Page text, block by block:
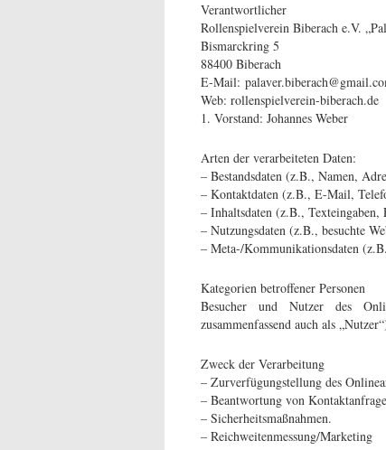
Verantwortlicher
Rollenspielverein Biberach e.V.
Bismarckring 5
88400 Biberach
E-Mail:
Web: rollenspielverein-biberach.de
1. Vorstand: Johannes Weber
Arten der verarbeiteten Daten:
– Bestandsdaten (z.B., Namen,
– Kontaktdaten (z.B., E-Mail,
– Inhaltsdaten (z.B.,
– Nutzungsdaten (z.B., besuchte
– Meta-/Kommunikationsdaten
Kategorien betroffener Personen
Besucher und Nutzer des
zusammenfassend auch als
Zweck der Verarbeitung
– Zurverfügungstellung des
– Beantwortung von
– Sicherheitsmaßnahmen.
– Reichweitenmessung/Marketing